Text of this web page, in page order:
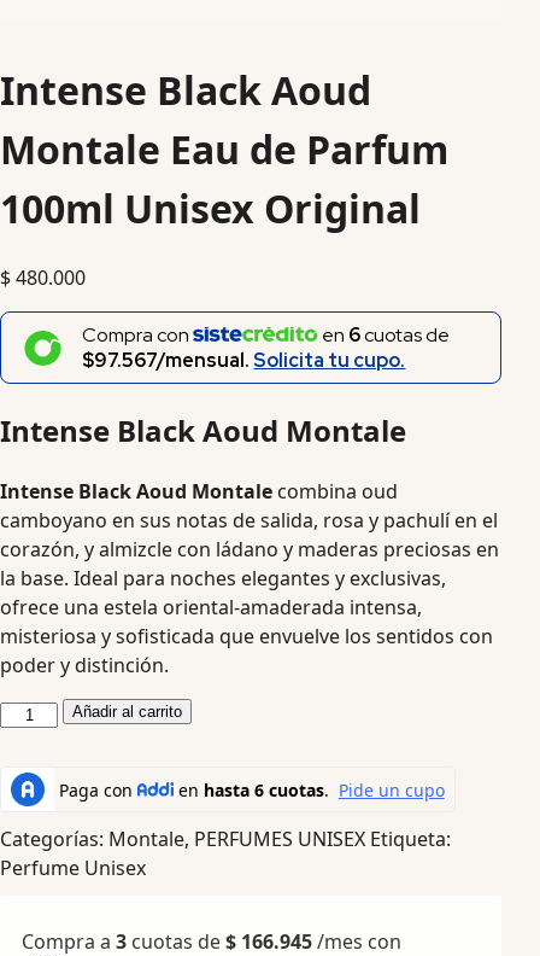
Intense Black Aoud
Montale Eau de Parfum
100ml Unisex Original
$480.000
Compra con en 6cuotas de
$97.567/mensual.Solicita tu cupo.
Intense Black Aoud Montale
Intense Black Aoud Montale combina oud
camboyano en sus notas de salida, rosa y pachulí en el
corazón, y almizcle con ládano y maderas preciosas en
la base. Ideal para noches elegantes y exclusivas,
ofrece una estela oriental-amaderada intensa,
misteriosa y sofisticada que envuelve los sentidos con
poder y distinción.
Añadir al carrito
Categorías: Montale, PERFUMES UNISEX Etiqueta:
Perfume Unisex
Compra a 3 cuotas de$ 166.945/mes con